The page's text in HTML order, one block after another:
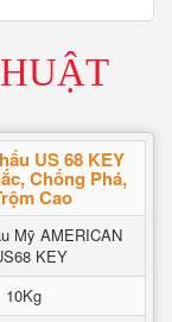
US 68 KEY
Chống Phá,
Cao
Mỹ AMERICAN
KEY
10Kg